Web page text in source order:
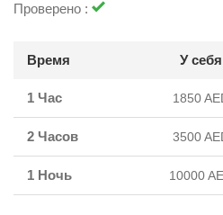
Проверено :
Время У себя
1 Час 1850
2 Часов 3500
1 Ночь 10000